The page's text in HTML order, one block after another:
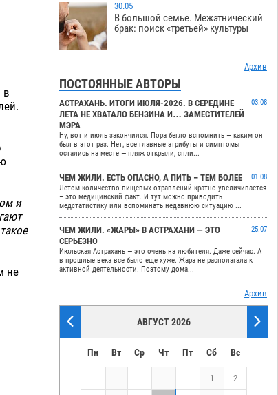
в
и
не
30.05
В большой семье. Межэтнический
брак: поиск «третьей» культуры
Архив
ПОСТОЯННЫЕ АВТОРЫ
АСТРАХАНЬ. ИТОГИ ИЮЛЯ-2026. В СЕРЕДИНЕ
ЛЕТА НЕ ХВАТАЛО БЕНЗИНА И… ЗАМЕСТИТЕЛЕЙ
МЭРА
03.08
Ну, вот и июль закончился. Пора бегло вспомнить — каким он
был в этот раз. Нет, все главные атрибуты и симптомы
остались на месте — пляж открыли, спли...
ЧЕМ ЖИЛИ. ЕСТЬ ОПАСНО, А ПИТЬ – ТЕМ БОЛЕЕ
01.08
Летом количество пищевых отравлений кратно увеличивается
– это медицинский факт. И тут можно приводить
медстатистику или вспоминать недавнюю ситуацию ...
ЧЕМ ЖИЛИ. «ЖАРЫ» В АСТРАХАНИ — ЭТО
СЕРЬЕЗНО
25.07
Июльская Астрахань — это очень на любителя. Даже сейчас. А
в прошлые века все было еще хуже. Жара не располагала к
активной деятельности. Поэтому дома...
Архив
АВГУСТ 2026
Пн Вт Ср Чт Пт Сб Вс
1 2